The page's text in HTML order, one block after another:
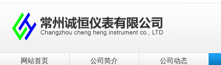
网站首页 公司简介 公司动态